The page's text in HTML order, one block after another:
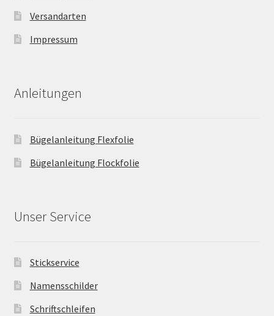
Versandarten
Impressum
Anleitungen
Bügelanleitung Flexfolie
Bügelanleitung Flockfolie
Unser Service
Stickservice
Namensschilder
Schriftschleifen